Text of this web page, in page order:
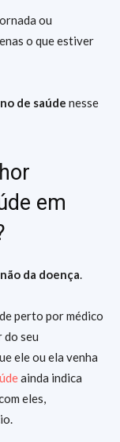
ou
o que estiver
de saúde nesse
em
da doença.
perto por médico
do seu
ele ou ela venha
ainda indica
eles,